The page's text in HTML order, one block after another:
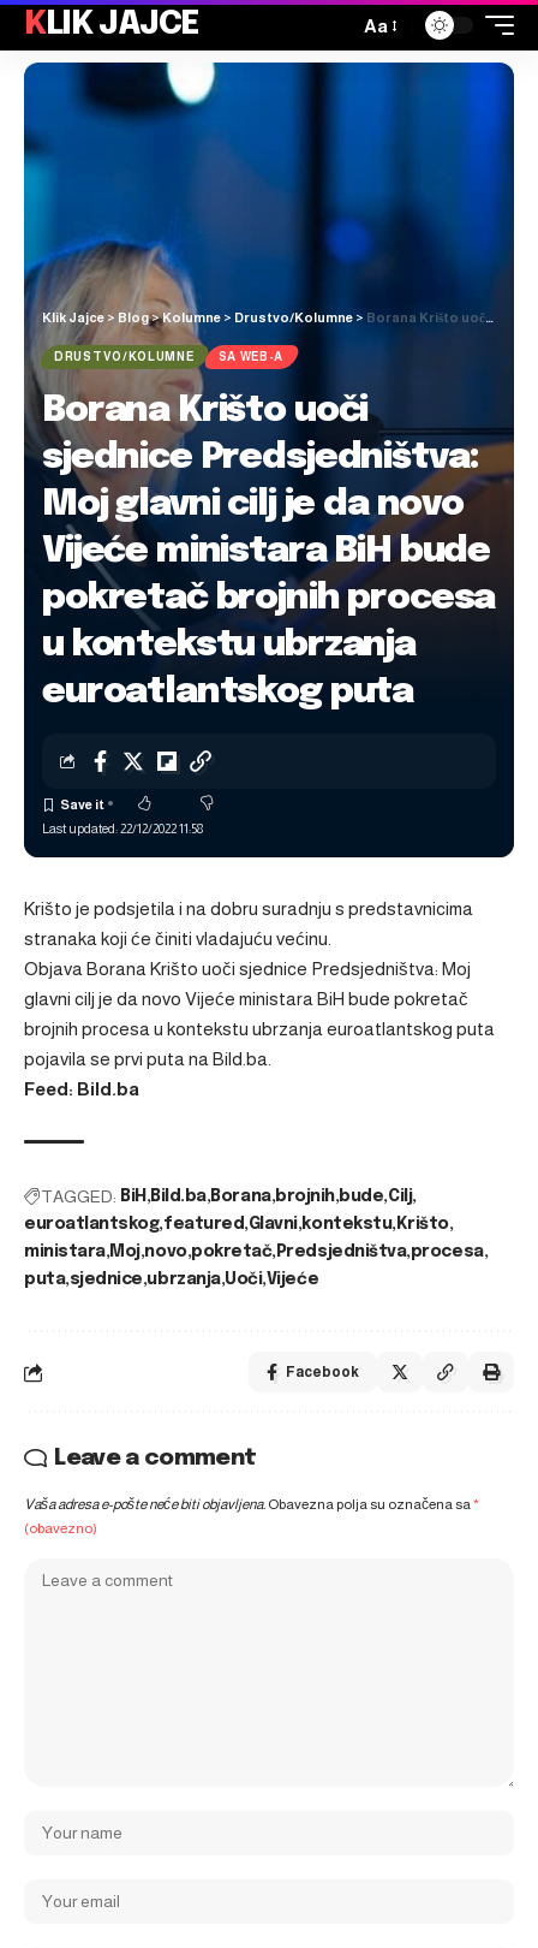
KLIK JAJCE Aa
Klik Jajce > Blog>Kolumne > Drustvo/Kolumne > Borana Krišto uoči sjednice Predsjedništva: Moj glavni cilj je da novo Vijeće ministara BiH bude pokretač brojnih procesa u kontekstu ubrzanja euroatlantskog puta
DRUSTVO/KOLUMNE SA WEB-A
Borana Krišto uoči
sjednice Predsjedništva:
Moj glavni cilj je da novo
Vijeće ministara BiH bude
pokretač brojnih procesa
u kontekstu ubrzanja
euroatlantskog puta
Last updated: 22/12/2022 11:58
Krišto je podsjetila i na dobru suradnju s predstavnicima
stranaka koji će činiti vladajuću većinu.
Objava Borana Krišto uoči sjednice Predsjedništva: Moj
glavni cilj je da novo Vijeće ministara BiH bude pokretač
brojnih procesa u kontekstu ubrzanja euroatlantskog puta
pojavila se prvi puta na Bild.ba
Feed: Bild.ba
TAGGED: BiH Bild.ba Borana brojnih bude Cilj
euroatlantskog featured Glavni kontekstu Krišto
ministara Moj novo pokretač Predsjedništva procesa
puta sjednice ubrzanja Uoči Vijeće
Facebook
Leave a comment
Vaša adresa e-pošte neće biti objavljena. Obavezna polja su označena sa*
(obavezno)